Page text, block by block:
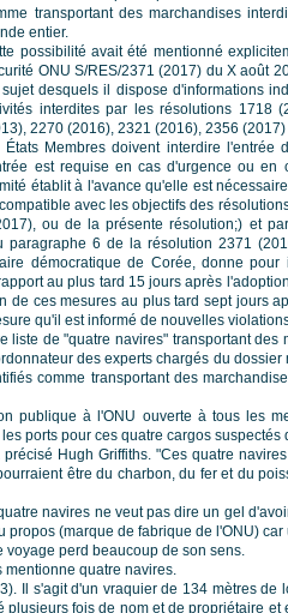
transportant des marchandises
entier.
possibilité avait été mentionné
ONU S/RES/2371 (2017) du X août
desquels il dispose d'informations
interdites par les résolutions 1718
2270 (2016), 2321 (2016), 2356
États Membres doivent interdire l'entrée
est requise en cas d'urgence ou
établit à l'avance qu'elle est
avec les objectifs des
ou de la présente résolution;) et
6 de la résolution 2371
démocratique de Corée, donne
au plus tard 15 jours après
de ces mesures au plus tard sept jours
qu'il est informé de nouvelles
de "quatre navires" transportant des
des experts chargés du
comme transportant des
publique à l'ONU ouverte à tous les
ports pour ces quatre cargos suspectés
Hugh Griffiths. "Ces quatre
être du charbon, du fer et du
navires ne veut pas dire un gel
(marque de fabrique de l'ONU)
perd beaucoup de son sens.
quatre navires.
Il s'agit d'un vraquier de 134 mètres de
fois de nom et de propriétaire